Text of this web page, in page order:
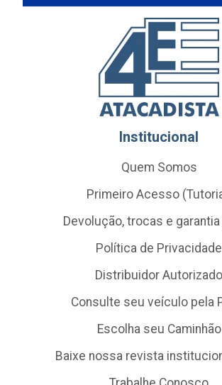
Institucional
Quem Somos
Primeiro Acesso
Devolução, trocas e garantia
Política de Privacidade
Distribuidor Autorizado
Consulte seu veículo pela
Escolha seu Caminhão
Baixe nossa revista